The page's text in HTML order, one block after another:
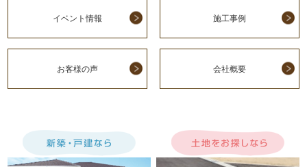
イベント情報 施工事例
お客様の声 会社概要